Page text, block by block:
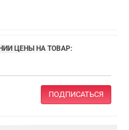
ЦЕНЫ НА ТОВАР:
ПОДПИСАТЬСЯ